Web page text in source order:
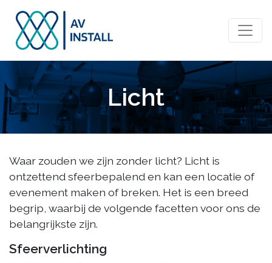
Licht
Waar zouden we zijn zonder licht? Licht is
ontzettend sfeerbepalend en kan een locatie of
evenement maken of breken. Het is een breed
begrip, waarbij de volgende facetten voor ons de
belangrijkste zijn.
Sfeerverlichting